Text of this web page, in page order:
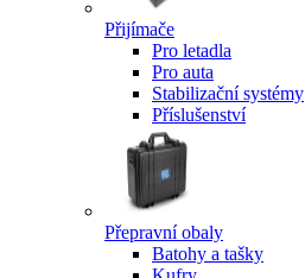
Přijímače
Pro letadla
Pro auta
Stabilizační systémy
Příslušenství
Přepravní obaly
Batohy a tašky